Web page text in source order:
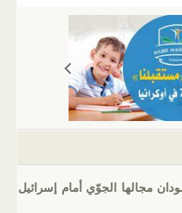
s
A
p
p
مجالها الجوّي أمام إسرائيل